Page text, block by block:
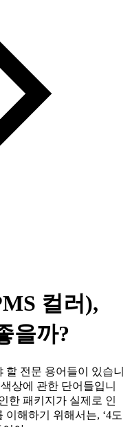
컬러),
을까?
전문 용어들이 있습니
상에 관한 단어들입니
한 패키지가 실제로 인
해하기 위해서는, ‘4도